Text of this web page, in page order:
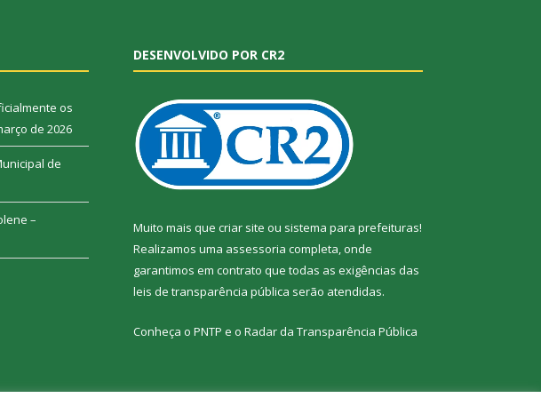
os
de 2026
de
–
DESENVOLVIDO POR CR2
Muito mais que criar site ou sistema para prefeituras!
Realizamos uma assessoria completa, onde
garantimos em contrato que todas as exigências das
leis de transparência pública serão atendidas.
Conheça o PNTP e o Radar da Transparência Pública